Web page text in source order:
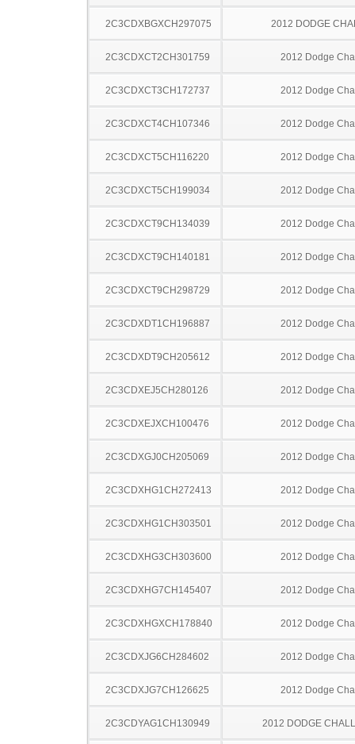
2C3CDXBGXCH297075 2012 DODGE
2C3CDXCT2CH301759 2012 Dodge
2C3CDXCT3CH172737 2012 Dodge
2C3CDXCT4CH107346 2012 Dodge
2C3CDXCT5CH116220 2012 Dodge
2C3CDXCT5CH199034 2012 Dodge
2C3CDXCT9CH134039 2012 Dodge
2C3CDXCT9CH140181 2012 Dodge
2C3CDXCT9CH298729 2012 Dodge
2C3CDXDT1CH196887 2012 Dodge
2C3CDXDT9CH205612 2012 Dodge
2C3CDXEJ5CH280126 2012 Dodge
2C3CDXEJXCH100476 2012 Dodge
2C3CDXGJ0CH205069 2012 Dodge
2C3CDXHG1CH272413 2012 Dodge
2C3CDXHG1CH303501 2012 Dodge
2C3CDXHG3CH303600 2012 Dodge
2C3CDXHG7CH145407 2012 Dodge
2C3CDXHGXCH178840 2012 Dodge
2C3CDXJG6CH284602 2012 Dodge
2C3CDXJG7CH126625 2012 Dodge
2C3CDYAG1CH130949 2012 DODGE